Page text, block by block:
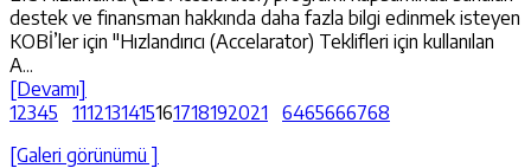
destek ve finansman hakkında daha fazla bilgi edinmek isteyen
KOBİ’ler için "Hızlandırıcı (Accelarator) Teklifleri için kullanılan
A...
[Devamı]
12345 1112131415161718192021 6465666768
[Galeri görünümü ]